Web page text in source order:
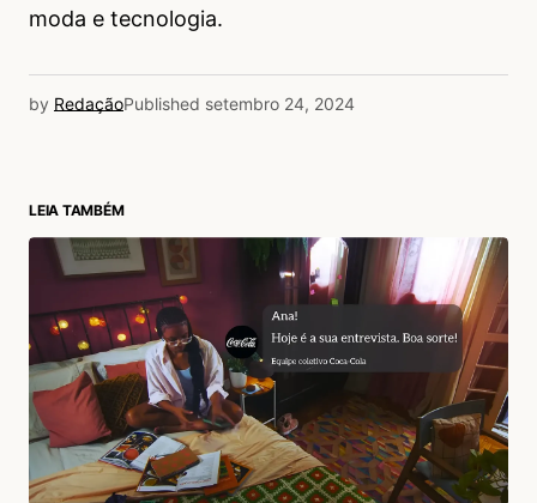
moda e tecnologia.
by RedaçãoPublished setembro 24, 2024
LEIA TAMBÉM